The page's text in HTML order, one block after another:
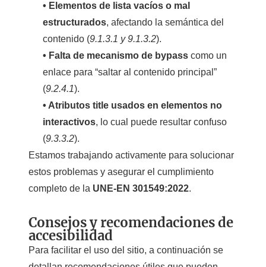
• Elementos de lista vacíos o mal
estructurados, afectando la semántica del
contenido (9.1.3.1 y 9.1.3.2).
• Falta de mecanismo de bypass como un
enlace para “saltar al contenido principal”
(9.2.4.1).
• Atributos title usados en elementos no
interactivos, lo cual puede resultar confuso
(9.3.3.2).
Estamos trabajando activamente para solucionar
estos problemas y asegurar el cumplimiento
completo de la UNE-EN 301549:2022.
Consejos y recomendaciones de
accesibilidad
Para facilitar el uso del sitio, a continuación se